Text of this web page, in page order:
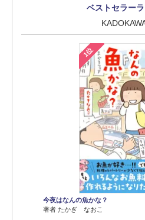
ベストセラー
1位
今夜はなんの魚かな？
著者 たかぎ なおこ